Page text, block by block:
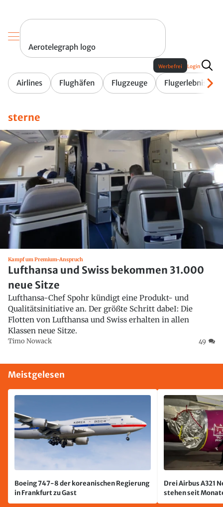
Aerotelegraph logo
Airlines Flughäfen Flugzeuge Flugerlebnis
Werbefrei Login
sterne
Kampf um Premium-Anspruch
Lufthansa und Swiss bekommen 31.000
neue Sitze
Lufthansa-Chef Spohr kündigt eine Produkt- und
Qualitätsinitiative an. Der größte Schritt dabeI: Die
Flotten von Lufthansa und Swiss erhalten in allen
Klassen neue Sitze.
Timo Nowack 49
Meistgelesen
Boeing 747-8 der koreanischen Regierung
in Frankfurt zu Gast
Drei Airbus A321
stehen seit
jetzt wurde einer